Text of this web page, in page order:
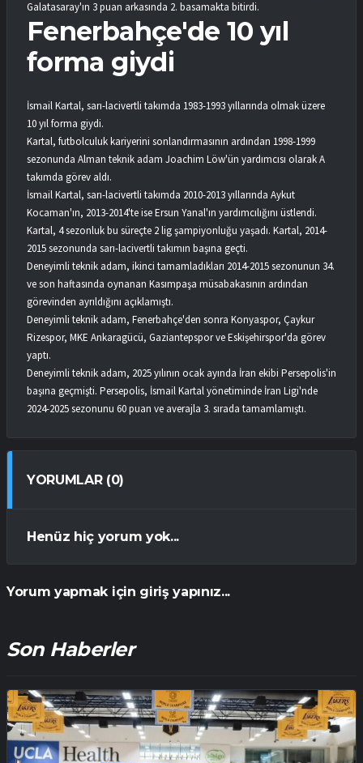
Galatasaray'ın 3 puan arkasında 2. basamakta bitirdi.
Fenerbahçe'de 10 yıl
forma giydi
İsmail Kartal, sarı-lacivertli takımda 1983-1993 yıllarında olmak üzere
10 yıl forma giydi.
Kartal, futbolculuk kariyerini sonlandırmasının ardından 1998-1999
sezonunda Alman teknik adam Joachim Löw'ün yardımcısı olarak A
takımda görev aldı.
İsmail Kartal, sarı-lacivertli takımda 2010-2013 yıllarında Aykut
Kocaman'ın, 2013-2014'te ise Ersun Yanal'ın yardımcılığını üstlendi.
Kartal, 4 sezonluk bu süreçte 2 lig şampiyonluğu yaşadı. Kartal, 2014-
2015 sezonunda sarı-lacivertli takımın başına geçti.
Deneyimli teknik adam, ikinci tamamladıkları 2014-2015 sezonunun 34.
ve son haftasında oynanan Kasımpaşa müsabakasının ardından
görevinden ayrıldığını açıklamıştı.
Deneyimli teknik adam, Fenerbahçe'den sonra Konyaspor, Çaykur
Rizespor, MKE Ankaragücü, Gaziantepspor ve Eskişehirspor'da görev
yaptı.
Deneyimli teknik adam, 2025 yılının ocak ayında İran ekibi Persepolis'in
başına geçmişti. Persepolis, İsmail Kartal yönetiminde İran Ligi'nde
2024-2025 sezonunu 60 puan ve averajla 3. sırada tamamlamıştı.
YORUMLAR (0)
Henüz hiç yorum yok...
Yorum yapmak için giriş yapınız...
Son Haberler